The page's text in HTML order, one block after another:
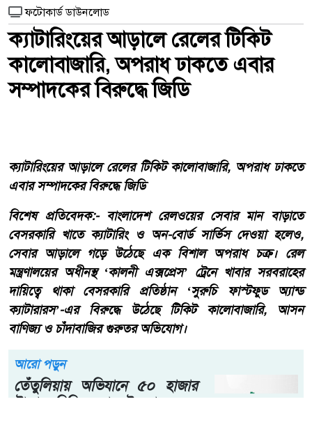
ফটোকার্ড ডাউনলোড
ক্যাটারিংয়ের আড়ালে রেলের টিকিট
কালোবাজারি, অপরাধ ঢাকতে এবার
সম্পাদকের বিরুদ্ধে জিডি
ক্যাটারিংয়ের আড়ালে রেলের টিকিট কালোবাজারি, অপরাধ ঢাকতে
এবার সম্পাদকের বিরুদ্ধে জিডি
​বিশেষ প্রতিবেদক:- ​বাংলাদেশ রেলওয়ের সেবার মান বাড়াতে
বেসরকারি খাতে ক্যাটারিং ও অন-বোর্ড সার্ভিস দেওয়া হলেও,
সেবার আড়ালে গড়ে উঠেছে এক বিশাল অপরাধ চক্র। রেল
মন্ত্রণালয়ের অধীনস্থ ‘কালনী এক্সপ্রেস’ ট্রেনে খাবার সরবরাহের
দায়িত্বে থাকা বেসরকারি প্রতিষ্ঠান ‘সুরুচি ফাস্টফুড অ্যান্ড
ক্যাটারারস’-এর বিরুদ্ধে উঠেছে টিকিট কালোবাজারি, আসন
বাণিজ্য ও চাঁদাবাজির গুরুতর অভিযোগ।
আরো পড়ুন
তেঁতুলিয়ায় অভিযানে ৫০ হাজার
টাকার নিষিদ্ধ কারেন্ট জাল জব্দ,